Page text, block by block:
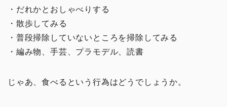
・だれかとおしゃべりする
・散歩してみる
・普段掃除していないところを掃除してみる
・編み物、手芸、プラモデル、読書
じゃあ、食べるという行為はどうでしょうか。